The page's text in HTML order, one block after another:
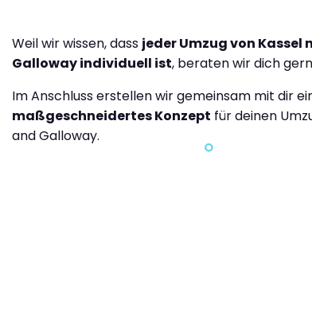
Weil wir wissen, dass jeder Umzug von Kassel
Galloway individuell ist, beraten wir dich
Im Anschluss erstellen wir gemeinsam mit dir
maßgeschneidertes Konzept für deinen
and Galloway.